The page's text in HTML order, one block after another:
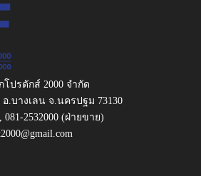
โปรดักส์ 2000 จำกัด
.บางเลน จ.นครปฐม 73130
081-2532000(ฝ่ายขาย)